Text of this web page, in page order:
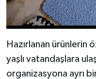
Hazırlanan ürünlerin
yaşlı vatandaşlara
organizasyona ayrı